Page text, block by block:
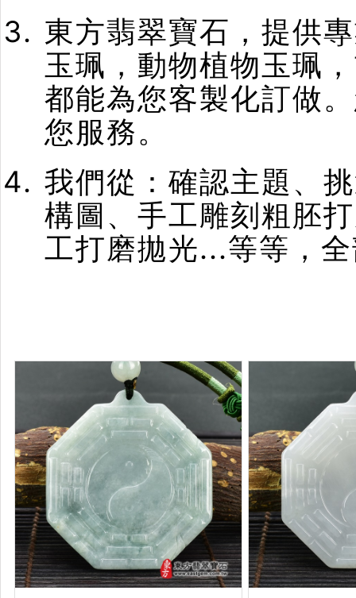
東方翡翠寶石，提供
玉珮，動物植物玉珮
都能為您客製化訂做
您服務。
我們從：確認主題、
構圖、手工雕刻粗胚
工打磨拋光...等等，